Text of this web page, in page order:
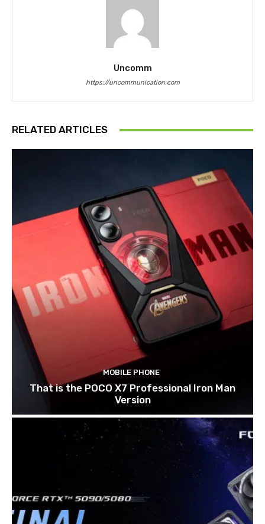
Uncomm
https://uncommunication.com
RELATED ARTICLES
MOBILE PHONE
That is the POCO X7 Professional Iron Man
Version